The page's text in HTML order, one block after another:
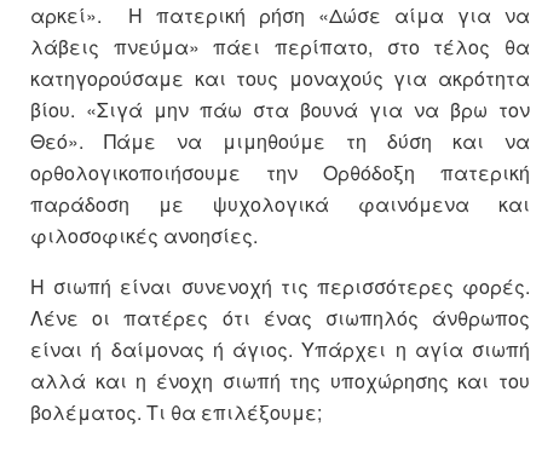
αρκεί». Η πατερική ρήση «Δώσε αίμα για να
λάβεις πνεύμα» πάει περίπατο, στο τέλος θα
κατηγορούσαμε και τους μοναχούς για ακρότητα
βίου. «Σιγά μην πάω στα βουνά για να βρω τον
Θεό». Πάμε να μιμηθούμε τη δύση και να
ορθολογικοποιήσουμε την Ορθόδοξη πατερική
παράδοση με ψυχολογικά φαινόμενα και
φιλοσοφικές ανοησίες.
Η σιωπή είναι συνενοχή τις περισσότερες φορές.
Λένε οι πατέρες ότι ένας σιωπηλός άνθρωπος
είναι ή δαίμονας ή άγιος. Υπάρχει η αγία σιωπή
αλλά και η ένοχη σιωπή της υποχώρησης και του
βολέματος. Τι θα επιλέξουμε;